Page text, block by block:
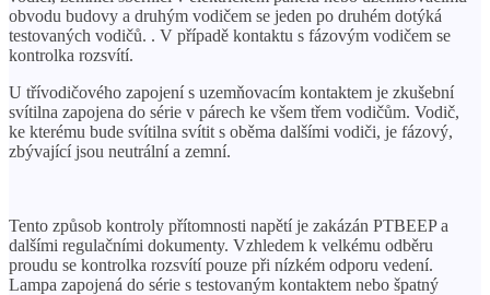
obvodu budovy a druhým vodičem se jeden po druhém dotýká
testovaných vodičů. . V případě kontaktu s fázovým vodičem se
kontrolka rozsvítí.
U třívodičového zapojení s uzemňovacím kontaktem je zkušební
svítilna zapojena do série v párech ke všem třem vodičům. Vodič,
ke kterému bude svítilna svítit s oběma dalšími vodiči, je fázový,
zbývající jsou neutrální a zemní.
Tento způsob kontroly přítomnosti napětí je zakázán PTBEEP a
dalšími regulačními dokumenty. Vzhledem k velkému odběru
proudu se kontrolka rozsvítí pouze při nízkém odporu vedení.
Lampa zapojená do série s testovaným kontaktem nebo špatný